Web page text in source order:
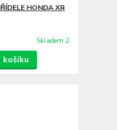
HONDA XR
Skladem 2
košíku